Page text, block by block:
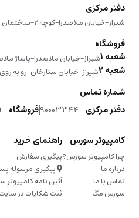
دفتر مرکزی
شیراز-خیابان ملاصدرا-کوچه 2-ساختمان اداری-طبقه 4-واحد 104
فروشگاه
شعبه 1 شیراز-خیابان ملاصدرا-پاساژ
شعبه 2 شیراز-خیابان ستارخان-رو به روی
شماره تماس
دفتر مرکزی 90003344فروشگاه
کامپیوتر سورس
چرا کامپیوتر سورس؟
درباره ما
تماس با ما
سورس مگ
راهنمای خرید
پیگیری سفارش
پیگیری مرسوله
آئین نامه
ثبت شکایات در سایت